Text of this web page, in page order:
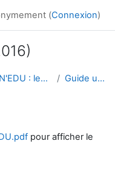
(Connexion)
N'EDU : les résultats obtenus Guide utilisateur N'EDU
pour afficher le